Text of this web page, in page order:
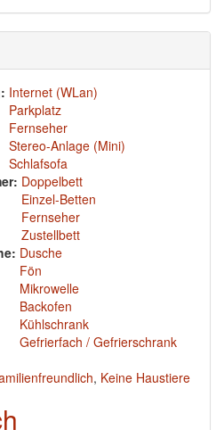
Internet (WLan)
Parkplatz
Fernseher
Stereo-Anlage (Mini)
Schlafsofa
Doppelbett
Einzel-Betten
Fernseher
Zustellbett
Dusche
Fön
Mikrowelle
Backofen
Kühlschrank
Gefrierfach / Gefrierschrank
, Keine Haustiere